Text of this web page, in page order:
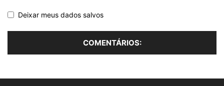
Deixar meus dados salvos